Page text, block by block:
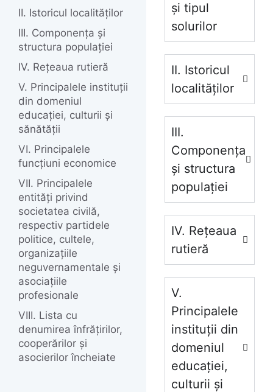
II. Istoricul localităților
III. Componența și
structura populației
IV. Rețeaua rutieră
V. Principalele instituții
din domeniul
educației, culturii și
sănătății
VI. Principalele
funcțiuni economice
VII. Principalele
entități privind
societatea civilă,
respectiv partidele
politice, cultele,
organizațiile
neguvernamentale și
asociațiile
profesionale
VIII. Lista cu
denumirea înfrățirilor,
cooperărilor și
asocierilor încheiate
și tipul
solurilor
II. Istoricul
localităților
III.
Componența
și structura
populației
IV. Rețeaua
rutieră
V.
Principalele
instituții din
domeniul
educației,
culturii și